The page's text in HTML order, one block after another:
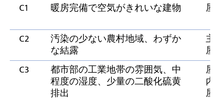
C1 暖房完備で空気がきれいな建物 屋
C2 汚染の少ない農村地域、わずか
な結露
主
屋
C3
都市部の工業地帯の雰囲気、中
程度の湿度、少量の二酸化硫黄
排出
屋
内/
屋